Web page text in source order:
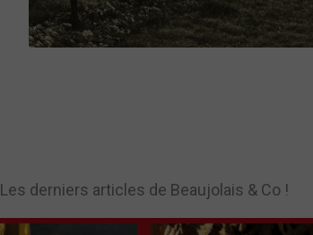
Les derniers articles de Beaujolais & Co !